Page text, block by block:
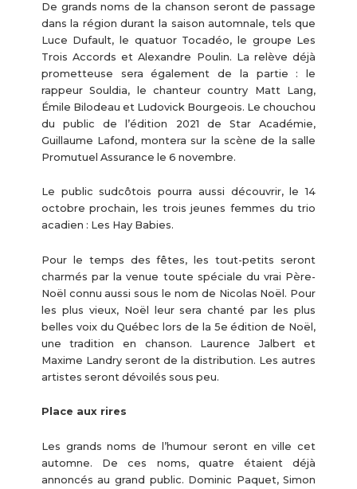
De grands noms de la chanson seront de passage
dans la région durant la saison automnale, tels que
Luce Dufault, le quatuor Tocadéo, le groupe Les
Trois Accords et Alexandre Poulin. La relève déjà
prometteuse sera également de la partie : le
rappeur Souldia, le chanteur country Matt Lang,
Émile Bilodeau et Ludovick Bourgeois. Le chouchou
du public de l’édition 2021 de Star Académie,
Guillaume Lafond, montera sur la scène de la salle
Promutuel Assurance le 6 novembre.
Le public sudcôtois pourra aussi découvrir, le 14
octobre prochain, les trois jeunes femmes du trio
acadien : Les Hay Babies.
Pour le temps des fêtes, les tout-petits seront
charmés par la venue toute spéciale du vrai Père-
Noël connu aussi sous le nom de Nicolas Noël. Pour
les plus vieux, Noël leur sera chanté par les plus
belles voix du Québec lors de la 5e édition de Noël,
une tradition en chanson. Laurence Jalbert et
Maxime Landry seront de la distribution. Les autres
artistes seront dévoilés sous peu.
Place aux rires
Les grands noms de l’humour seront en ville cet
automne. De ces noms, quatre étaient déjà
annoncés au grand public. Dominic Paquet, Simon